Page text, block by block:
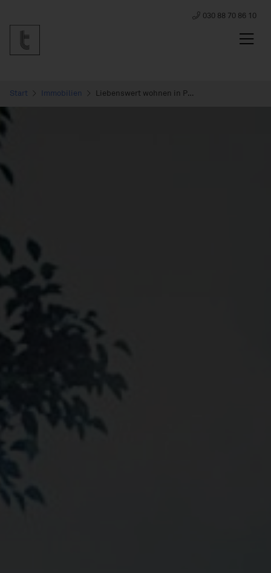
030 88 70 86 10
Start Immobilien Liebenswert wohnen in Potsdam - Exklusives 3-Zimmer Penthouse mit Dachterrasse